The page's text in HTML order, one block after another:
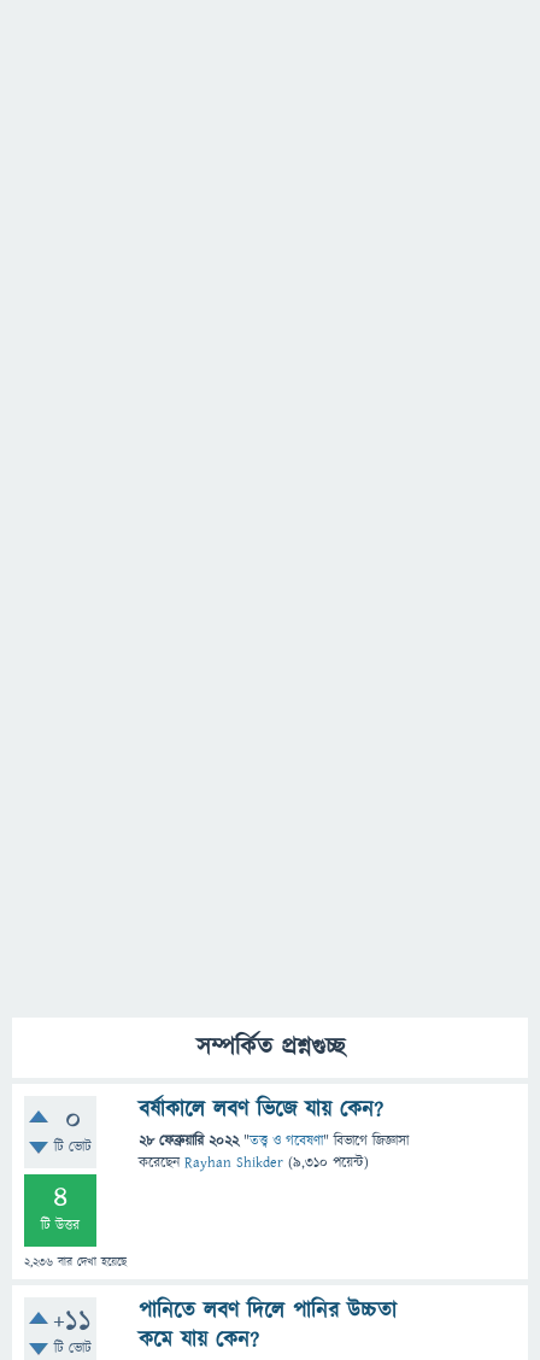
সম্পর্কিত প্রশ্নগুচ্ছ
0
টি ভোট
4
টি উত্তর
2,236 বার দেখা হয়েছে
বর্ষাকালে লবণ ভিজে যায় কেন?
28 ফেব্রুয়ারি 2022 "তত্ত্ব ও গবেষণা" বিভাগে জিজ্ঞাসা
করেছেনRayhan Shikder (9,310 পয়েন্ট)
+11
টি ভোট
পানিতে লবণ দিলে পানির উচ্চতা
কমে যায় কেন?